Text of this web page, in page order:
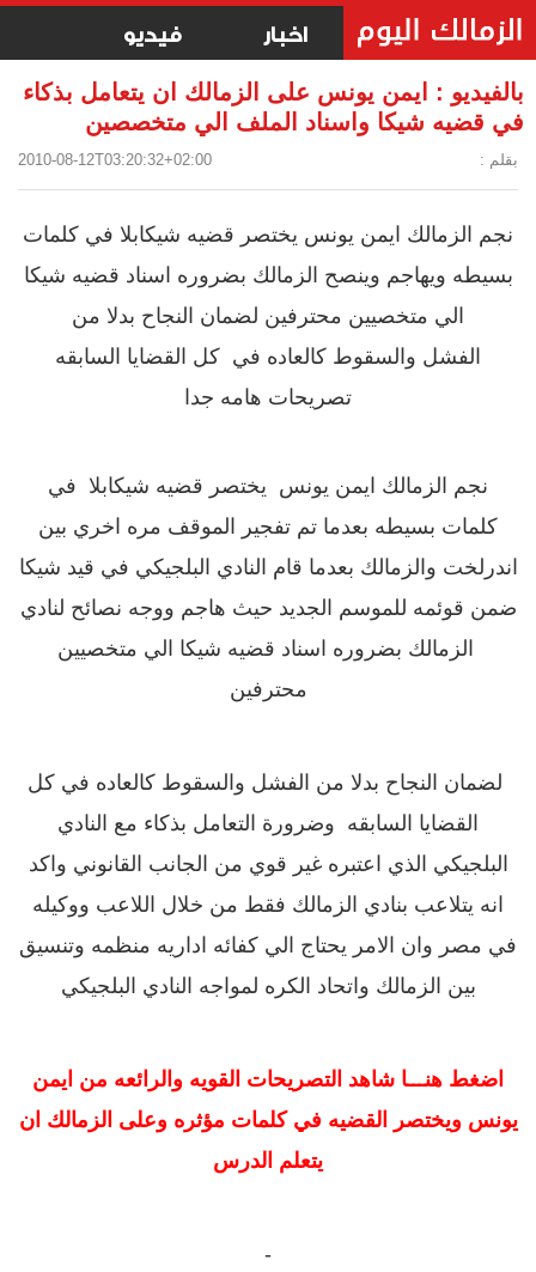
اخبار فيديو
بالفيديو : ايمن يونس على الزمالك ان يتعامل بذكاء
في قضيه شيكا واسناد الملف الي متخصصين
بقلم : 2010-08-12T03:20:32+02:00
نجم الزمالك ايمن يونس يختصر قضيه شيكابلا في كلمات
بسيطه ويهاجم وينصح الزمالك بضروره اسناد قضيه شيكا
الي متخصيين محترفين لضمان النجاح بدلا من
الفشل والسقوط كالعاده في كل القضايا السابقه
تصريحات هامه جدا
نجم الزمالك ايمن يونس يختصر قضيه شيكابلا في
كلمات بسيطه بعدما تم تفجير الموقف مره اخري بين
اندرلخت والزمالك بعدما قام النادي البلجيكي في قيد شيكا
ضمن قوئمه للموسم الجديد حيث هاجم ووجه نصائح لنادي
الزمالك بضروره اسناد قضيه شيكا الي متخصيين
محترفين
لضمان النجاح بدلا من الفشل والسقوط كالعاده في كل
القضايا السابقه وضرورة التعامل بذكاء مع النادي
البلجيكي الذي اعتبره غير قوي من الجانب القانوني واكد
انه يتلاعب بنادي الزمالك فقط من خلال اللاعب ووكيله
في مصر وان الامر يحتاج الي كفائه اداريه منظمه وتنسيق
بين الزمالك واتحاد الكره لمواجه النادي البلجيكي
اضغط هنـــا شاهد التصريحات القويه والرائعه من ايمن
يونس ويختصر القضيه في كلمات مؤثره وعلى الزمالك ان
يتعلم الدرس
-